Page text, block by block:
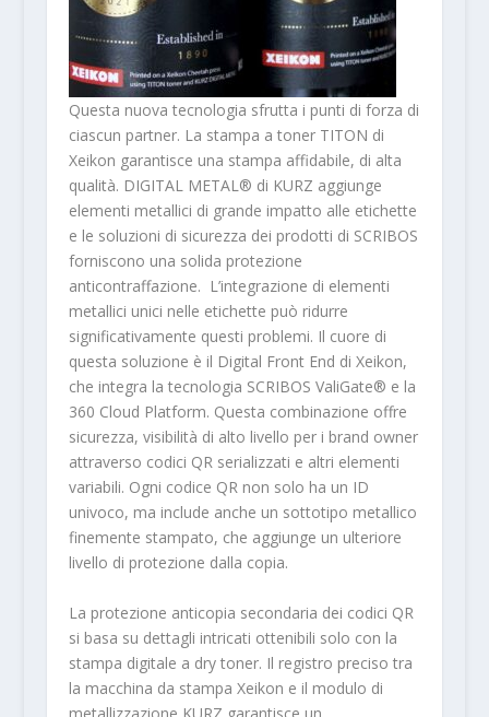
Questa nuova tecnologia sfrutta i punti di forza di
ciascun partner. La stampa a toner TITON di
Xeikon garantisce una stampa affidabile, di alta
qualità. DIGITAL METAL® di KURZ aggiunge
elementi metallici di grande impatto alle etichette
e le soluzioni di sicurezza dei prodotti di SCRIBOS
forniscono una solida protezione
anticontraffazione. L’integrazione di elementi
metallici unici nelle etichette può ridurre
significativamente questi problemi. Il cuore di
questa soluzione è il Digital Front End di Xeikon,
che integra la tecnologia SCRIBOS ValiGate® e la
360 Cloud Platform. Questa combinazione offre
sicurezza, visibilità di alto livello per i brand owner
attraverso codici QR serializzati e altri elementi
variabili. Ogni codice QR non solo ha un ID
univoco, ma include anche un sottotipo metallico
finemente stampato, che aggiunge un ulteriore
livello di protezione dalla copia.
La protezione anticopia secondaria dei codici QR
si basa su dettagli intricati ottenibili solo con la
stampa digitale a dry toner. Il registro preciso tra
la macchina da stampa Xeikon e il modulo di
metallizzazione KURZ garantisce un